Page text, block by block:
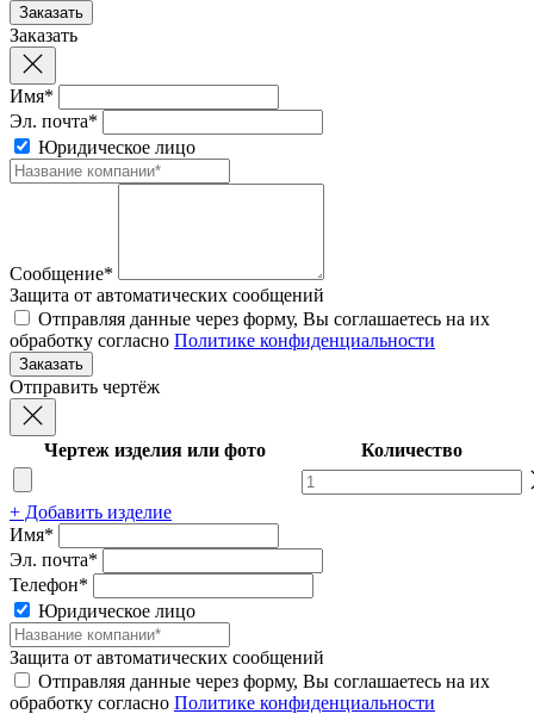
Заказать
Имя*
Эл. почта*
Юридическое лицо
Сообщение*
Защита от автоматических сообщений
Отправляя данные через форму, Вы соглашаетесь на их
обработку согласно Политике конфиденциальности
Отправить чертёж
Чертеж изделия или фото Количество
+ Добавить изделие
Имя*
Эл. почта*
Телефон*
Юридическое лицо
Защита от автоматических сообщений
Отправляя данные через форму, Вы соглашаетесь на их
обработку согласно Политике конфиденциальности